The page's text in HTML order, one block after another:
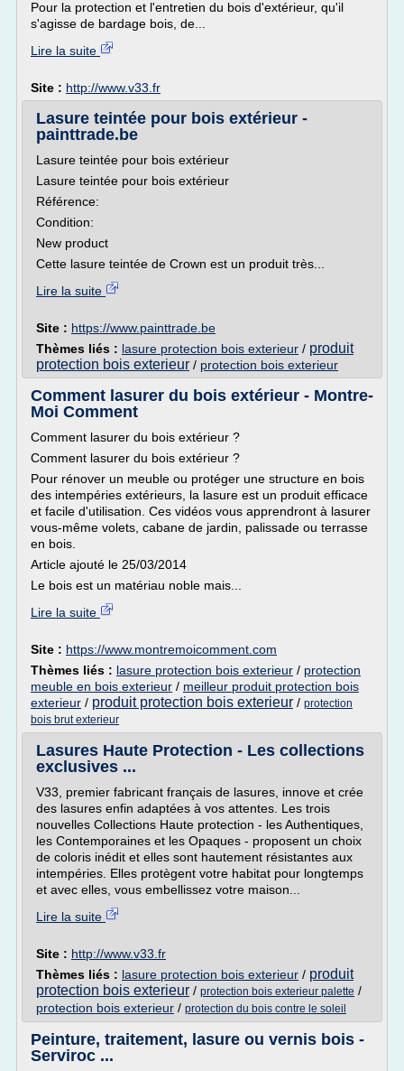
Pour la protection et l'entretien du bois d'extérieur, qu'il
s'agisse de bardage bois, de...
Lire la suite
Site : http://www.v33.fr
Lasure teintée pour bois extérieur -
painttrade.be
Lasure teintée pour bois extérieur
Lasure teintée pour bois extérieur
Référence:
Condition:
New product
Cette lasure teintée de Crown est un produit très...
Lire la suite
Site : https://www.painttrade.be
Thèmes liés : lasure protection bois exterieur / produit
protection bois exterieur / protection bois exterieur
Comment lasurer du bois extérieur - Montre-
Moi Comment
Comment lasurer du bois extérieur ?
Comment lasurer du bois extérieur ?
Pour rénover un meuble ou protéger une structure en bois
des intempéries extérieurs, la lasure est un produit efficace
et facile d'utilisation. Ces vidéos vous apprendront à lasurer
vous-même volets, cabane de jardin, palissade ou terrasse
en bois.
Article ajouté le 25/03/2014
Le bois est un matériau noble mais...
Lire la suite
Site : https://www.montremoicomment.com
Thèmes liés : lasure protection bois exterieur / protection
meuble en bois exterieur / meilleur produit protection bois
exterieur / produit protection bois exterieur / protection
bois brut exterieur
Lasures Haute Protection - Les collections
exclusives ...
V33, premier fabricant français de lasures, innove et crée
des lasures enfin adaptées à vos attentes. Les trois
nouvelles Collections Haute protection - les Authentiques,
les Contemporaines et les Opaques - proposent un choix
de coloris inédit et elles sont hautement résistantes aux
intempéries. Elles protègent votre habitat pour longtemps
et avec elles, vous embellissez votre maison...
Lire la suite
Site : http://www.v33.fr
Thèmes liés : lasure protection bois exterieur / produit
protection bois exterieur / protection bois exterieur palette /
protection bois exterieur / protection du bois contre le soleil
Peinture, traitement, lasure ou vernis bois -
Serviroc ...